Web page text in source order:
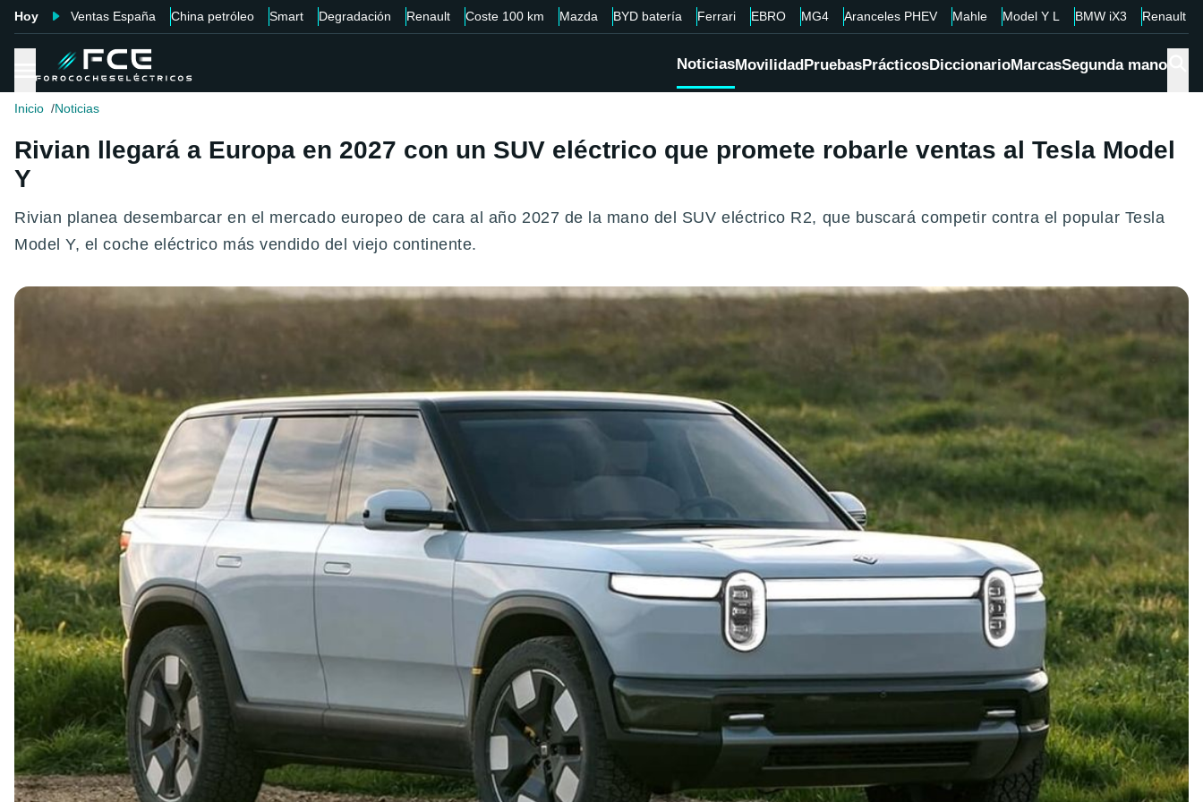
Hoy Ventas España China petróleo Smart Degradación Renault Coste 100 km Mazda BYD batería Ferrari EBRO MG4 Aranceles PHEV Mahle Model Y L BMW iX3 Renault
NoticiasMovilidadPruebasPrácticosDiccionarioMarcasSegunda mano
Inicio Noticias
Rivian llegará a Europa en 2027 con un SUV eléctrico que promete robarle ventas al Tesla Model
Y
Rivian planea desembarcar en el mercado europeo de cara al año 2027 de la mano del SUV eléctrico R2, que buscará competir contra el popular Tesla
Model Y, el coche eléctrico más vendido del viejo continente.